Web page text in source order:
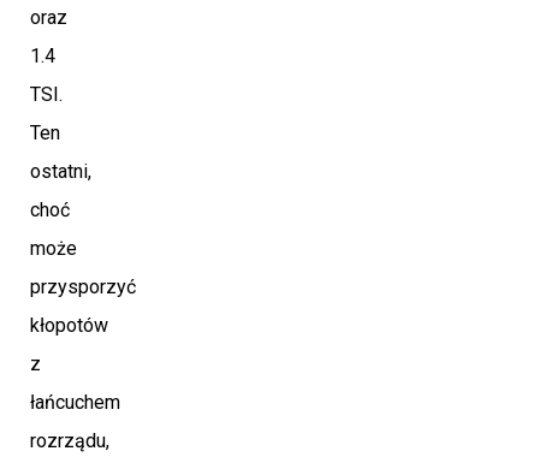
oraz
1.4
TSI.
Ten
ostatni,
choć
może
przysporzyć
kłopotów
z
łańcuchem
rozrządu,